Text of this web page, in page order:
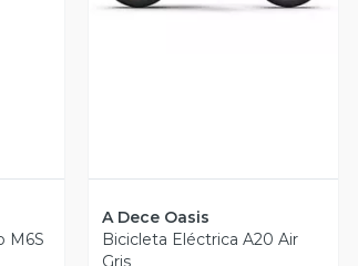
M6S
A Dece Oasis
Bicicleta Eléctrica A20 Air